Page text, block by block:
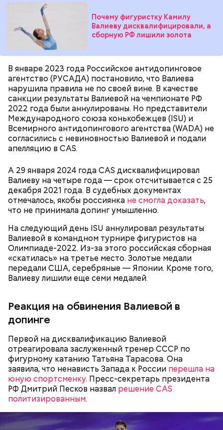
Почему фигуристку Камилу
Валиеву дисквалифицировали, а
сборную РФ лишили золота
В январе 2023 года Российское антидопинговое
агентство (РУСАДА) постановило, что Валиева
нарушила правила не по своей вине. В качестве
санкции результаты Валиевой на чемпионате РФ
2022 года были аннулированы. Но представители
Международного союза конькобежцев (ISU) и
Всемирного антидопингового агентства (WADA) не
согласились с невиновностью Валиевой и подали
апелляцию в CAS.
А 29 января 2024 года CAS дисквалифицировал
Валиеву на четыре года — срок отсчитывается с 25
декабря 2021 года. В судебных документах
отмечалось, якобы россиянка не смогла доказать,
что не принимала допинг умышленно.
На следующий день ISU аннулировал результаты
Валиевой в командном турнире фигуристов на
Олимпиаде-2022. Из-за этого российская сборная
«скатилась» на третье место. Золотые медали
передали США, серебряные — Японии. Кроме того,
Валиеву лишили еще семи медалей.
Реакция на обвинения Валиевой в
допинге
Первой на дисквалификацию Валиевой
отреагировала заслуженный тренер СССР по
фигурному катанию Татьяна Тарасова. Она
заявила, что ненависть Запада к России перешла на
юную спортсменку. Пресс-секретарь президента
РФ Дмитрий Песков назвал решение САS
политизированным.
В июле 2024 года Артема Миссюру задержали и
отправили в СИЗО, обвинив в убийстве двух лиц и
покушении на убийство еще семи человек. СМИ
прозвали обвиняемого «балашихинским
правоохранительные органы завершили
расследование и передали дело в суд. Начались
долгие разбирательства. Во время одного из
заседаний молодой человек раскрыл судье детали
собственной биографии.
Миссюра родился в 1999 году. Окончил Московский
автомобильно-дорожный государственный
диплома жил с матерью и отчимом, подрабатывал
репетитором по математике.
Фото: Пресс-служба ГСУ СК по Московской области